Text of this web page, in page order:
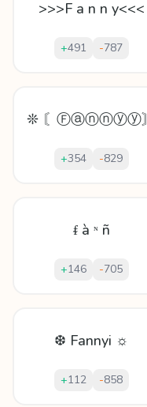
>>>F a n n y<<<
+491 -787
❊ 〘Ⓕⓐⓝⓝⓨⓨ〙
+354 -829
ᵮ à ᶰ ñ
+146 -705
❆ Fannyi ☼
+112 -858